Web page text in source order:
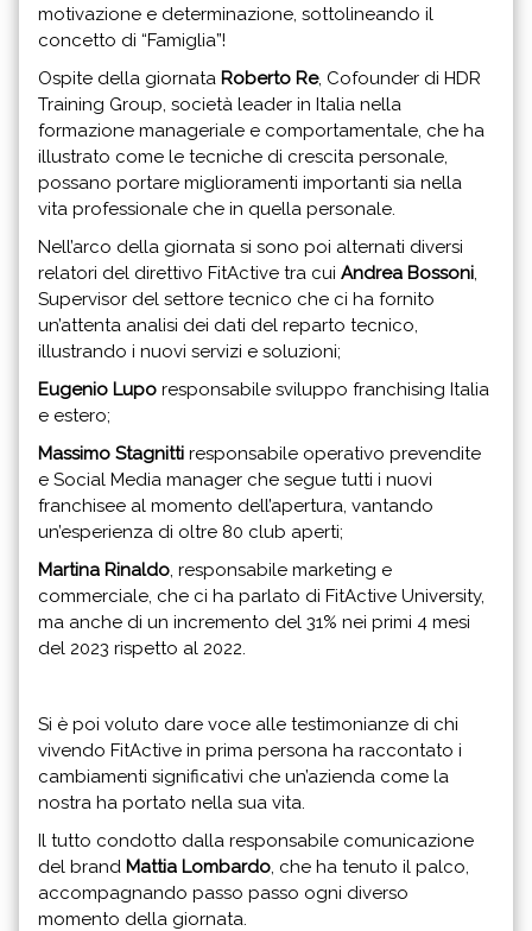
motivazione e determinazione, sottolineando il
concetto di “Famiglia”!
Ospite della giornata Roberto Re, Cofounder di HDR
Training Group, società leader in Italia nella
formazione manageriale e comportamentale, che ha
illustrato come le tecniche di crescita personale,
possano portare miglioramenti importanti sia nella
vita professionale che in quella personale.
Nell’arco della giornata si sono poi alternati diversi
relatori del direttivo FitActive tra cui Andrea Bossoni,
Supervisor del settore tecnico che ci ha fornito
un’attenta analisi dei dati del reparto tecnico,
illustrando i nuovi servizi e soluzioni;
Eugenio Lupo responsabile sviluppo franchising Italia
e estero;
Massimo Stagnitti responsabile operativo prevendite
e Social Media manager che segue tutti i nuovi
franchisee al momento dell’apertura, vantando
un’esperienza di oltre 80 club aperti;
Martina Rinaldo, responsabile marketing e
commerciale, che ci ha parlato di FitActive University,
ma anche di un incremento del 31% nei primi 4 mesi
del 2023 rispetto al 2022.
Si è poi voluto dare voce alle testimonianze di chi
vivendo FitActive in prima persona ha raccontato i
cambiamenti significativi che un’azienda come la
nostra ha portato nella sua vita.
Il tutto condotto dalla responsabile comunicazione
del brand Mattia Lombardo, che ha tenuto il palco,
accompagnando passo passo ogni diverso
momento della giornata.